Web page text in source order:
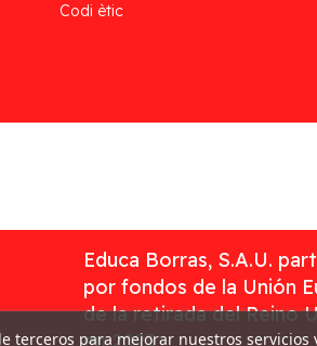
Codi ètic
Educa Borras, S.A.U.
por fondos de la Unión
de la retirada del Reino
terceros para mejorar nuestros